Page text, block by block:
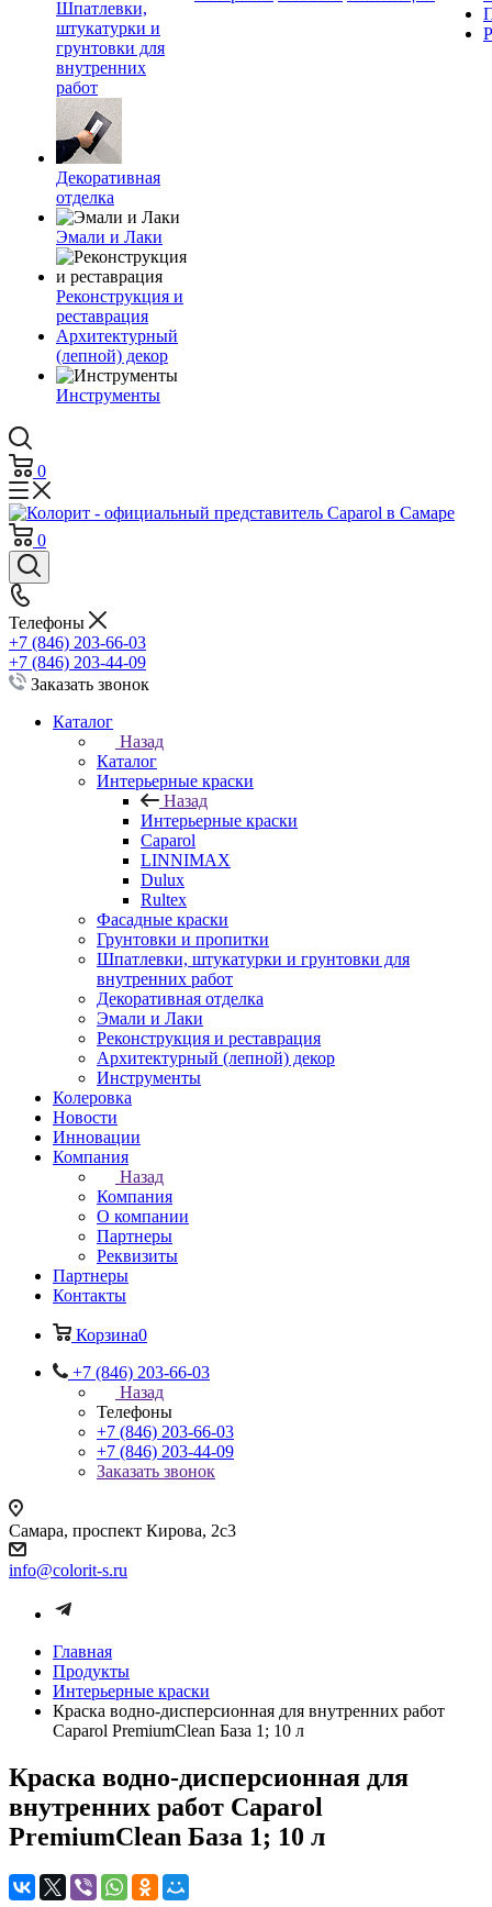
Шпатлевки,
штукатурки и
грунтовки для
внутренних
работ
Декоративная
отделка
Эмали и Лаки
Реконструкция и
реставрация
Архитектурный
(лепной) декор
Инструменты
0
0
Телефоны
+7 (846) 203-66-03
+7 (846) 203-44-09
Заказать звонок
Каталог
Назад
Каталог
Интерьерные краски
Назад
Интерьерные краски
Caparol
LINNIMAX
Dulux
Rultex
Фасадные краски
Грунтовки и пропитки
Шпатлевки, штукатурки и грунтовки для
внутренних работ
Декоративная отделка
Эмали и Лаки
Реконструкция и реставрация
Архитектурный (лепной) декор
Инструменты
Колеровка
Новости
Инновации
Компания
Назад
Компания
О компании
Партнеры
Реквизиты
Партнеры
Контакты
Корзина0
+7 (846) 203-66-03
Назад
Телефоны
+7 (846) 203-66-03
+7 (846) 203-44-09
Заказать звонок
Самара, проспект Кирова, 2с3
info@colorit-s.ru
Главная
Продукты
Интерьерные краски
Краска водно-дисперсионная для внутренних работ
Caparol PremiumClean База 1; 10 л
Краска водно-дисперсионная для
внутренних работ Caparol
PremiumClean База 1; 10 л